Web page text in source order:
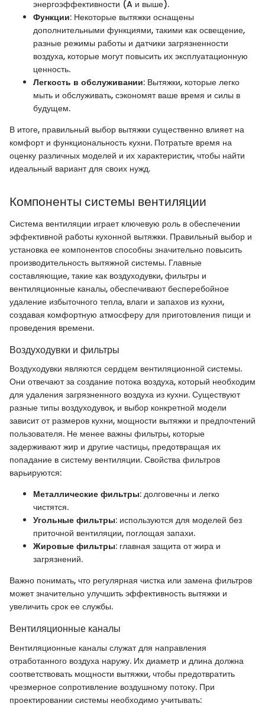
энергоэффективности (A и выше).
Функции: Некоторые вытяжки оснащены
дополнительными функциями, такими как освещение,
разные режимы работы и датчики загрязненности
воздуха, которые могут повысить их эксплуатационную
ценность.
Легкость в обслуживании: Вытяжки, которые легко
мыть и обслуживать, сэкономят ваше время и силы в
будущем.
В итоге, правильный выбор вытяжки существенно влияет на
комфорт и функциональность кухни. Потратьте время на
оценку различных моделей и их характеристик, чтобы найти
идеальный вариант для своих нужд.
Компоненты системы вентиляции
Система вентиляции играет ключевую роль в обеспечении
эффективной работы кухонной вытяжки. Правильный выбор и
установка ее компонентов способны значительно повысить
производительность вытяжной системы. Главные
составляющие, такие как воздуходувки, фильтры и
вентиляционные каналы, обеспечивают бесперебойное
удаление избыточного тепла, влаги и запахов из кухни,
создавая комфортную атмосферу для приготовления пищи и
проведения времени.
Воздуходувки и фильтры
Воздуходувки являются сердцем вентиляционной системы.
Они отвечают за создание потока воздуха, который необходим
для удаления загрязненного воздуха из кухни. Существуют
разные типы воздуходувок, и выбор конкретной модели
зависит от размеров кухни, мощности вытяжки и предпочтений
пользователя. Не менее важны фильтры, которые
задерживают жир и другие частицы, предотвращая их
попадание в систему вентиляции. Свойства фильтров
варьируются:
Металлические фильтры: долговечны и легко
чистятся.
Угольные фильтры: используются для моделей без
приточной вентиляции, поглощая запахи.
Жировые фильтры: главная защита от жира и
загрязнений.
Важно понимать, что регулярная чистка или замена фильтров
может значительно улучшить эффективность вытяжки и
увеличить срок ее службы.
Вентиляционные каналы
Вентиляционные каналы служат для направления
отработанного воздуха наружу. Их диаметр и длина должна
соответствовать мощности вытяжки, чтобы предотвратить
чрезмерное сопротивление воздушному потоку. При
проектировании системы необходимо учитывать: